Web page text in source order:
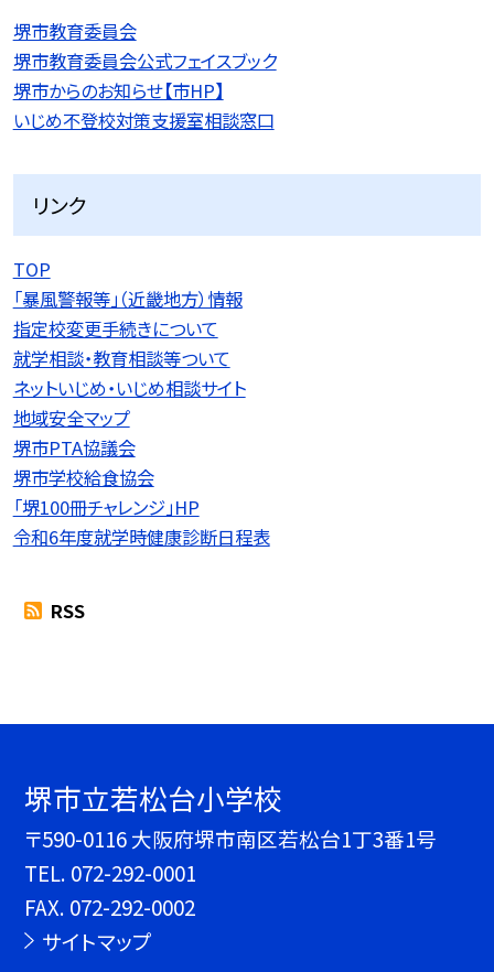
堺市教育委員会
堺市教育委員会公式フェイスブック
堺市からのお知らせ【市HP】
いじめ不登校対策支援室相談窓口
リンク
TOP
「暴風警報等」（近畿地方）情報
指定校変更手続きについて
就学相談・教育相談等ついて
ネットいじめ・いじめ相談サイト
地域安全マップ
堺市PTA協議会
堺市学校給食協会
「堺100冊チャレンジ」HP
令和6年度就学時健康診断日程表
RSS
堺市立若松台小学校
〒590-0116 大阪府堺市南区若松台1丁3番1号
TEL. 072-292-0001
FAX. 072-292-0002
サイトマップ